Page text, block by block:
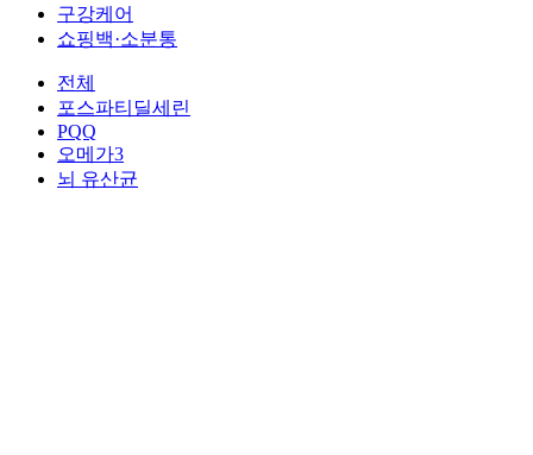
구강케어
쇼핑백·소분통
전체
포스파티딜세린
PQQ
오메가3
뇌 유산균